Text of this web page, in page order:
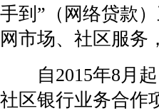
手到”（网络贷款
网市场、社区服务
自2015年8月起
社区银行业务合作